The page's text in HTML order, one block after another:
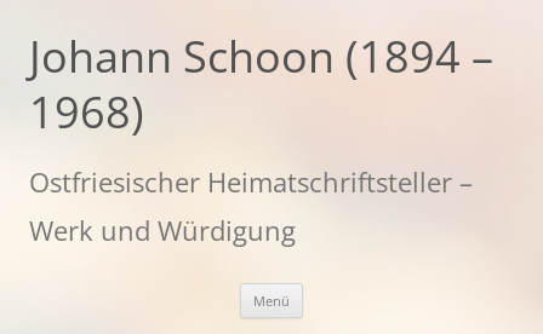
springen
Johann Schoon (1894 –
1968)
Ostfriesischer Heimatschriftsteller –
Werk und Würdigung
Menü